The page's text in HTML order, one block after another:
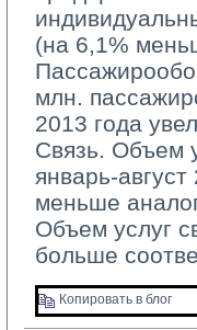
(на 6,1%
млн.
2013 года
Связь. Объем
январь-
меньше
Объем услуг
больше
Копировать в блог